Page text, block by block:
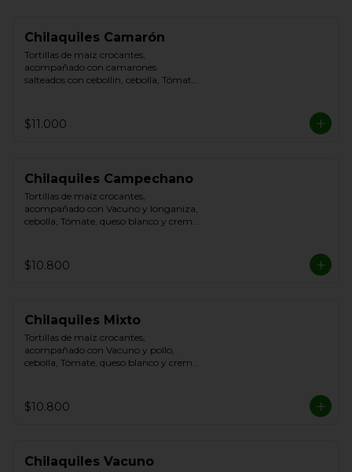
Chilaquiles Camarón
Tortillas de maíz crocantes,
acompañado con camarones
salteados con cebollin, cebolla, Tómate,
$11.000
Chilaquiles Campechano
Tortillas de maíz crocantes,
acompañado con Vacuno y longaniza,
cebolla, Tómate, queso blanco y crema
$10.800
Chilaquiles Mixto
Tortillas de maíz crocantes,
acompañado con Vacuno y pollo,
cebolla, Tómate, queso blanco y crema
$10.800
Chilaquiles Vacuno